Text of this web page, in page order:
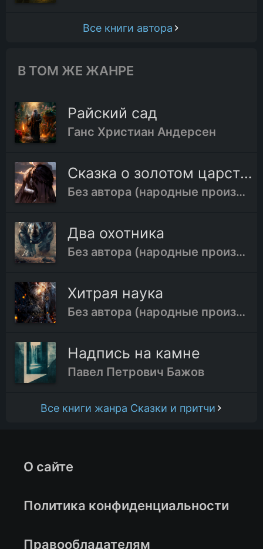
Все книги автора
В ТОМ ЖЕ ЖАНРЕ
Райский сад
Ганс Христиан Андерсен
Сказка о золотом царстве
Без автора (народные произведения)
Два охотника
Без автора (народные произведения)
Хитрая наука
Без автора (народные произведения)
Надпись на камне
Павел Петрович Бажов
Все книги жанра Сказки и притчи
О сайте
Политика конфиденциальности
Правообладателям